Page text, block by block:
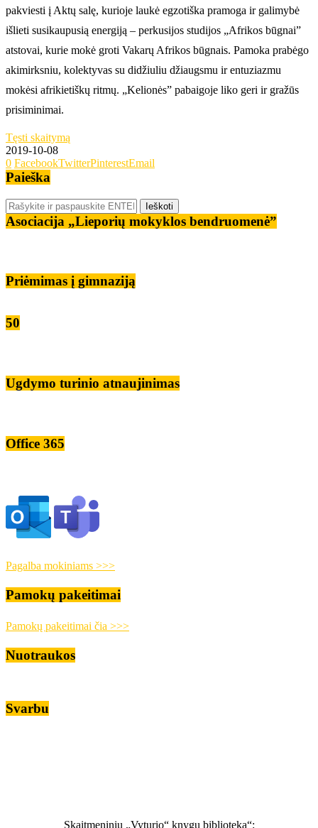
pakviesti į Aktų salę, kurioje laukė egzotiška pramoga ir galimybė
išlieti susikaupusią energiją – perkusijos studijos „Afrikos būgnai”
atstovai, kurie mokė groti Vakarų Afrikos būgnais. Pamoka prabėgo
akimirksniu, kolektyvas su didžiuliu džiaugsmu ir entuziazmu
mokėsi afrikietiškų ritmų. „Kelionės” pabaigoje liko geri ir gražūs
prisiminimai.
Tęsti skaitymą
2019-10-08
0 FacebookTwitterPinterestEmail
Paieška
Asociacija „Lieporių mokyklos bendruomenė”
Priėmimas į gimnaziją
50
Ugdymo turinio atnaujinimas
Office 365
Pagalba mokiniams >>>
Pamokų pakeitimai
Pamokų pakeitimai čia >>>
Nuotraukos
Svarbu
Skaitmeninių „Vyturio“ knygų biblioteka“: